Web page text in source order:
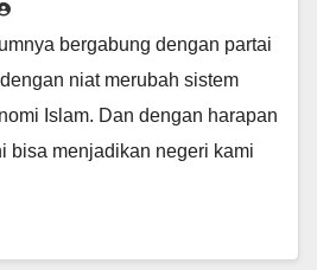
bergabung dengan partai
niat merubah sistem
Islam. Dan dengan harapan
bisa menjadikan negeri kami